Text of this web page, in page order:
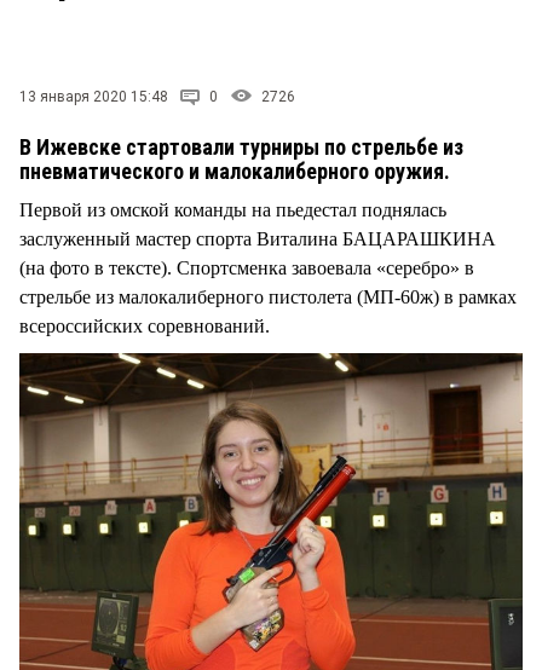
13 января 2020 15:48 0 2726
В Ижевске стартовали турниры по стрельбе из
пневматического и малокалиберного оружия.
Первой из омской команды на пьедестал поднялась
заслуженный мастер спорта Виталина БАЦАРАШКИНА
(на фото в тексте). Спортсменка завоевала «серебро» в
стрельбе из малокалиберного пистолета (МП-60ж) в рамках
всероссийских соревнований.